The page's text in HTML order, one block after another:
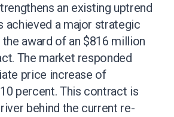
an existing uptrend
achieved a major strategic
award of an $816 million
The market responded
price increase of
percent. This contract is
behind the current re-